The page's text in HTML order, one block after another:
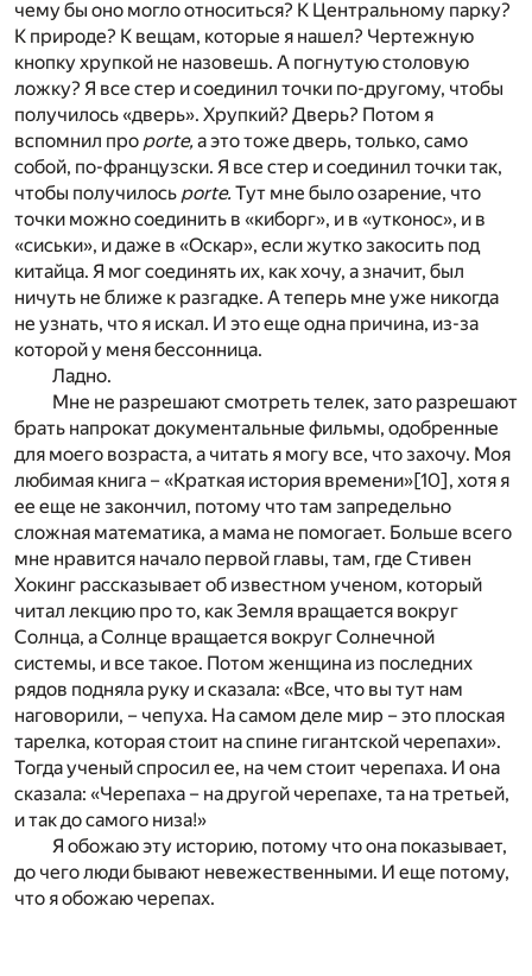
чему бы оно могло относиться? К Центральному парку?
К природе? К вещам, которые я нашел? Чертежную
кнопку хрупкой не назовешь. А погнутую столовую
ложку? Я все стер и соединил точки по-другому, чтобы
получилось «дверь». Хрупкий? Дверь? Потом я
вспомнил про porte, а это тоже дверь, только, само
собой, по-французски. Я все стер и соединил точки так,
чтобы получилось porte. Тут мне было озарение, что
точки можно соединить в «киборг», и в «утконос», и в
«сиськи», и даже в «Оскар», если жутко закосить под
китайца. Я мог соединять их, как хочу, а значит, был
ничуть не ближе к разгадке. А теперь мне уже никогда
не узнать, что я искал. И это еще одна причина, из-за
которой у меня бессонница.
Ладно.
Мне не разрешают смотреть телек, зато разрешают
брать напрокат документальные фильмы, одобренные
для моего возраста, а читать я могу все, что захочу. Моя
любимая книга – «Краткая история времени»[10] , хотя я
ее еще не закончил, потому что там запредельно
сложная математика, а мама не помогает. Больше всего
мне нравится начало первой главы, там, где Стивен
Хокинг рассказывает об известном ученом, который
читал лекцию про то, как Земля вращается вокруг
Солнца, а Солнце вращается вокруг Солнечной
системы, и все такое. Потом женщина из последних
рядов подняла руку и сказала: «Все, что вы тут нам
наговорили, – чепуха. На самом деле мир – это плоская
тарелка, которая стоит на спине гигантской черепахи».
Тогда ученый спросил ее, на чем стоит черепаха. И она
сказала: «Черепаха – на другой черепахе, та на третьей,
и так до самого низа!»
Я обожаю эту историю, потому что она показывает,
до чего люди бывают невежественными. И еще потому,
что я обожаю черепах.